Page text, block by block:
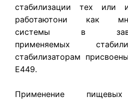
стабилизации тех или
работаютони как
системы в
применяемых
стабилизаторам
Е449.
Применение пищевых